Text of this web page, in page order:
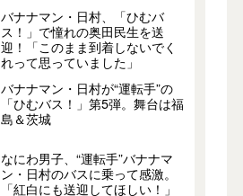
バナナマン・日村、「ひむバ
ス！」で憧れの奥田民生を送
迎！「このまま到着しないでく
れって思っていました」
バナナマン・日村が“運転手”の
「ひむバス！」第5弾。舞台は福
島＆茨城
なにわ男子、“運転手”バナナマ
ン・日村のバスに乗って感激。
「紅白にも送迎してほしい！」